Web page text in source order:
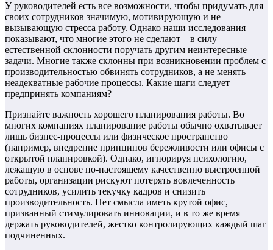
У руководителей есть все возможности, чтобы придумать для
своих сотрудников значимую, мотивирующую и не
вызывающую стресса работу. Однако наши исследования
показывают, что многие этого не сделают – в силу
естественной склонности поручать другим неинтересные
задачи. Многие также склонны при возникновении проблем с
производительностью обвинять сотрудников, а не менять
неадекватные рабочие процессы. Какие шаги следует
предпринять компаниям?
Признайте важность хорошего планирования работы. Во
многих компаниях планирование работы обычно охватывает
лишь бизнес-процессы или физическое пространство
(например, внедрение принципов бережливости или офисы с
открытой планировкой). Однако, игнорируя психологию,
лежащую в основе по-настоящему качественно выстроенной
работы, организации рискуют потерять вовлеченность
сотрудников, усилить текучку кадров и снизить
производительность. Нет смысла иметь крутой офис,
призванный стимулировать инновации, и в то же время
держать руководителей, жестко контролирующих каждый шаг
подчиненных.